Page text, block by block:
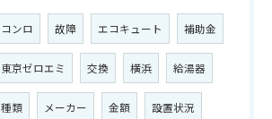
コンロ 故障 エコキュート 補助金
東京ゼロエミ 交換 横浜 給湯器
種類 メーカー 金額 設置状況